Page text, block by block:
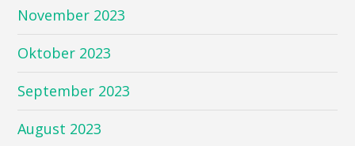
November 2023
Oktober 2023
September 2023
August 2023